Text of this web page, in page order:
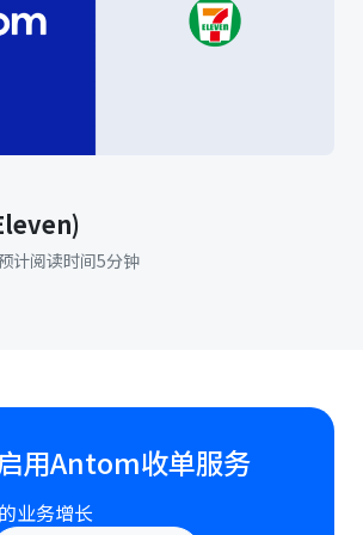
计阅读时间5分钟
用Antom收单服务
业务增长